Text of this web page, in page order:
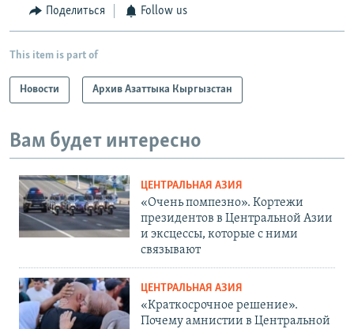
Поделиться Follow us
This item is part of
Новости Архив Азаттыка Кыргызстан
Вам будет интересно
ЦЕНТРАЛЬНАЯ АЗИЯ
«Очень помпезно». Кортежи
президентов в Центральной Азии
и эксцессы, которые с ними
связывают
ЦЕНТРАЛЬНАЯ АЗИЯ
«Краткосрочное решение».
Почему амнистии в Центральной